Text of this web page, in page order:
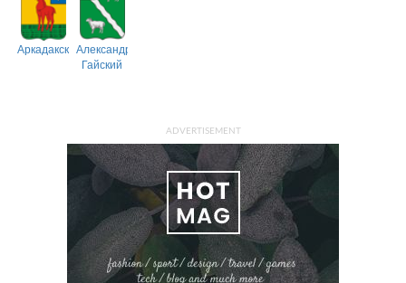
АркадакскийАлександрово-
Гайский
ADVERTISEMENT